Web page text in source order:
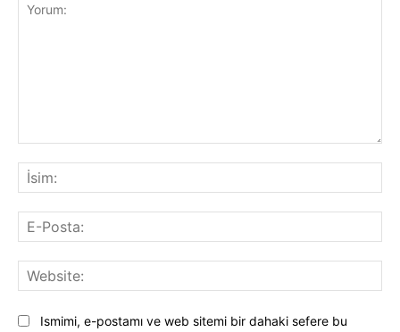
Ismimi, e-postamı ve web sitemi bir dahaki sefere bu